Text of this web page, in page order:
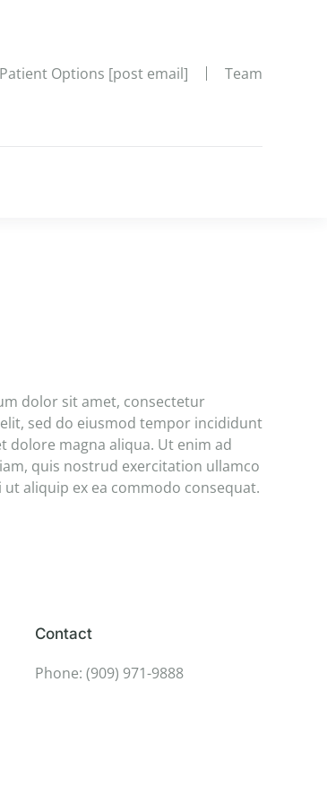
Options [post email] Team
dolor sit amet, consectetur
sed do eiusmod tempor incididunt
dolore magna aliqua. Ut enim ad
quis nostrud exercitation ullamco
ut aliquip ex ea commodo consequat.
Contact
Phone: (909) 971-9888